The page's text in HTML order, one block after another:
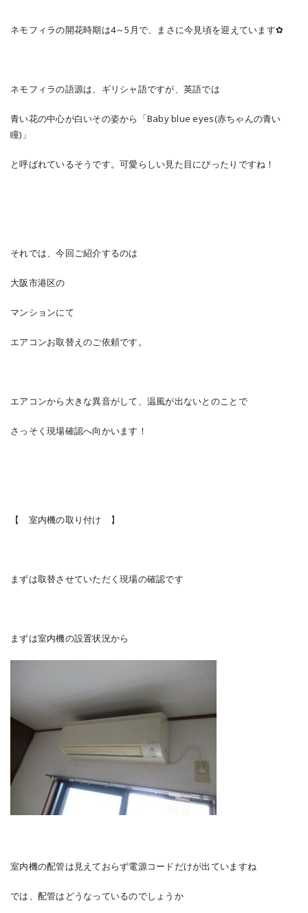
ネモフィラの開花時期は4～5月で、まさに今見頃を迎えています✿
ネモフィラの語源は、ギリシャ語ですが、英語では
青い花の中心が白いその姿から「Baby blue eyes(赤ちゃんの青い
瞳)」
と呼ばれているそうです。可愛らしい見た目にぴったりですね！
それでは、今回ご紹介するのは
大阪市港区の
マンションにて
エアコンお取替えのご依頼です。
エアコンから大きな異音がして、温風が出ないとのことで
さっそく現場確認へ向かいます！
【 室内機の取り付け 】
まずは取替させていただく現場の確認です
まずは室内機の設置状況から
室内機の配管は見えておらず電源コードだけが出ていますね
では、配管はどうなっているのでしょうか